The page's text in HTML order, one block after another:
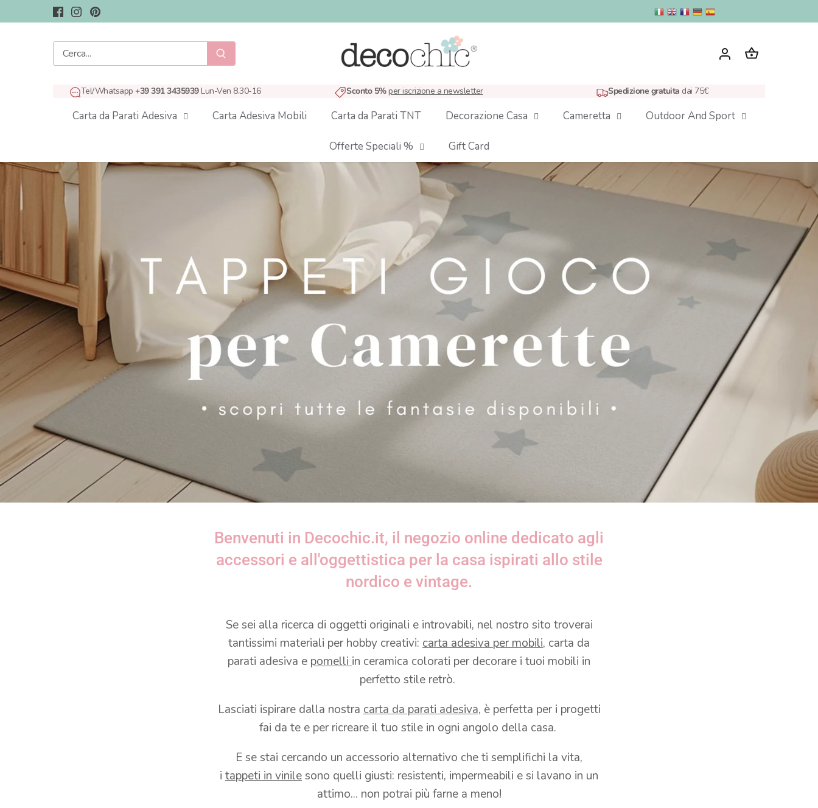
al
Tel/Whatsapp +39 391 3435939Lun-Ven 8.30-16 Sconto 5%per iscrizione a newsletter Spedizione gratuita dai 75€
Carta da Parati Adesiva Carta Adesiva Mobili Carta da Parati TNT Decorazione Casa Cameretta Outdoor And Sport
Offerte Speciali % Gift Card
Benvenuti in Decochic.it, il negozio online dedicato agli
accessori e all'oggettistica per la casa ispirati allo stile
nordico e vintage.
Se sei alla ricerca di oggetti originali e introvabili, nel nostro sito troverai
tantissimi materiali per hobby creativi: carta adesiva per mobili, carta da
parati adesiva e pomelli in ceramica colorati per decorare i tuoi mobili in
perfetto stile retrò.
Lasciati ispirare dalla nostra carta da parati adesiva, è perfetta per i progetti
fai da te e per ricreare il tuo stile in ogni angolo della casa.
E se stai cercando un accessorio alternativo che ti semplifichi la vita,
i tappeti in vinilesono quelli giusti: resistenti, impermeabili e si lavano in un
attimo... non potrai più farne a meno!